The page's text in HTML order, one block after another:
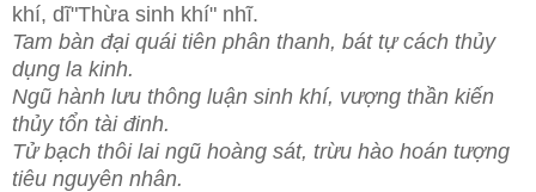
khí, dĩ"Thừa sinh khí" nhĩ.
Tam bàn đại quái tiên phân thanh, bát tự cách thủy
dụng la kinh.
Ngũ hành lưu thông luận sinh khí, vượng thần kiến
thủy tổn tài đinh.
Tử bạch thôi lai ngũ hoàng sát, trừu hào hoán tượng
tiêu nguyên nhân.